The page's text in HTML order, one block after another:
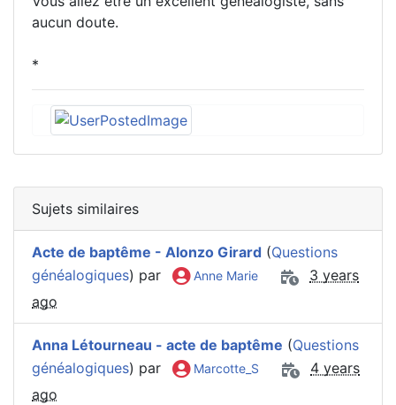
aucun doute.
*
Sujets similaires
Acte de baptême - Alonzo Girard (Questions
généalogiques) par Anne Marie
3 years
ago
Anna Létourneau - acte de baptême (Questions
généalogiques) par Marcotte_S
4 years
ago